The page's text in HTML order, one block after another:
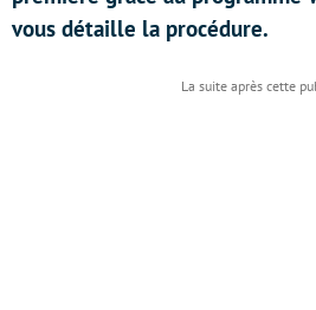
vous détaille la procédure.